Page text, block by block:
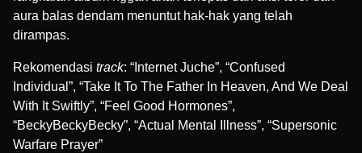
aura balas dendam menuntut hak-hak yang telah
dirampas.
Rekomendasi track: “Internet Juche”, “Confused
Individual”, “Take It To The Father In Heaven, And We Deal
With It Swiftly”, “Feel Good Hormones”,
“BeckyBeckyBecky”, “Actual Mental Illness”, “Supersonic
Warfare Prayer”